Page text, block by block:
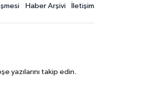
Haber Arşivi İletişim
yazılarını takip edin.